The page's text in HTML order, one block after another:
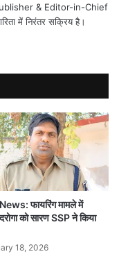
Publisher & Editor-in-Chief
में निरंतर सक्रिय है।
फायरिंग मामले में
को सारण SSP ने किया
18, 2026